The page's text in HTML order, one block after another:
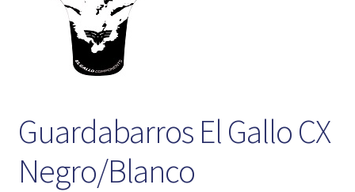
Guardabarros El Gallo CX
Negro/Blanco